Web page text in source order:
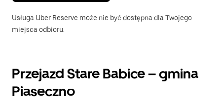
Usługa Uber Reserve może nie być dostępna dla Twojego
miejsca odbioru.
Przejazd Stare Babice – gmina
Piaseczno